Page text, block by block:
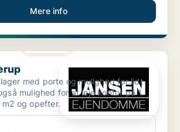
Mere info
med porte og mulighed for lidt
mulighed for at leje kontor på 1.
og opefter.